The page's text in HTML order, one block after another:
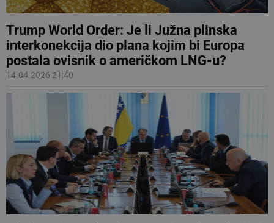
Trump World Order: Je li Južna plinska
interkonekcija dio plana kojim bi Europa
postala ovisnik o američkom LNG-u?
14.04.2026 21:40